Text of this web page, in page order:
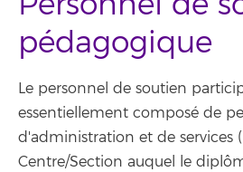
pédagogique
Le personnel de soutien
essentiellement composé de
d'administration et de services
Centre/Section auquel le